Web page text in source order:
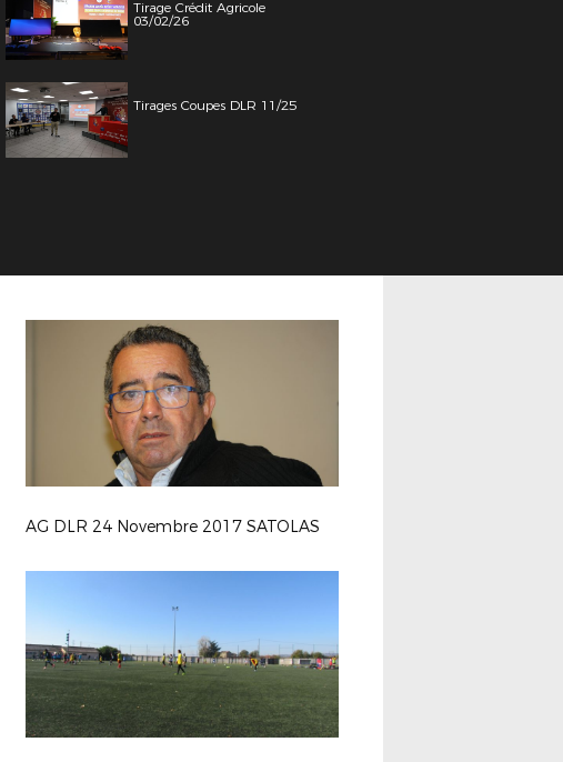
Tirage Crédit Agricole
03/02/26
Tirages Coupes DLR 11/25
AG DLR 24 Novembre 2017 SATOLAS